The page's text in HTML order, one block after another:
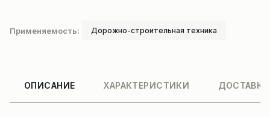
Применяемость: Дорожно-строительная техника
ОПИСАНИЕ ХАРАКТЕРИСТИКИ